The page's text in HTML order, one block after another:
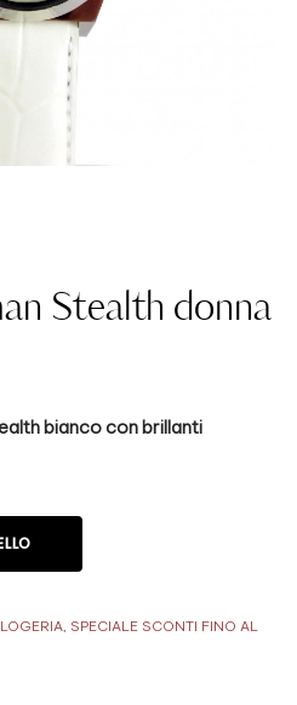
Stealth donna
bianco con brillanti
SPECIALE SCONTI FINO AL